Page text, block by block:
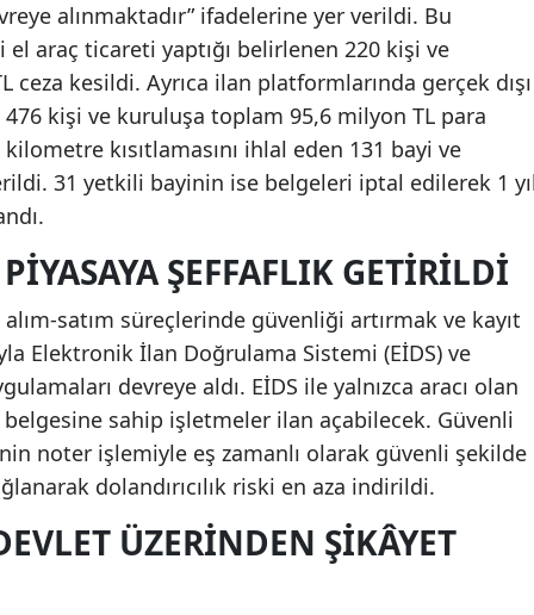
alınmaktadır” ifadelerine yer verildi. Bu
araç ticareti yaptığı belirlenen 220 kişi ve
ceza kesildi. Ayrıca ilan platformlarında gerçek dışı
kişi ve kuruluşa toplam 95,6 milyon TL para
kısıtlamasını ihlal eden 131 bayi ve
31 yetkili bayinin ise belgeleri iptal edilerek 1
ŞEFFAFLIK GETIRILDI
satım süreçlerinde güvenliği artırmak ve kayıt
Elektronik İlan Doğrulama Sistemi (EİDS) ve
devreye aldı. EİDS ile yalnızca aracı olan
belgesine sahip işletmeler ilan açabilecek. Güvenli
noter işlemiyle eş zamanlı olarak güvenli şekilde
dolandırıcılık riski en aza indirildi.
ÜZERINDEN ŞIKÂYET